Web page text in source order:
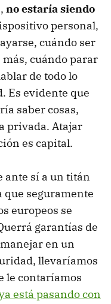
no estaría siendo
personal,
cuándo ser
cuándo parar
de todo lo
Es evidente que
saber cosas,
privada. Atajar
es capital.
ante sí a un titán
que seguramente
europeos se
garantías de
en un
llevaríamos
le contaríamos
está pasando con